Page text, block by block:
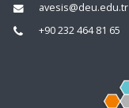
avesis@deu.edu.tr
+90 232 464 81 65